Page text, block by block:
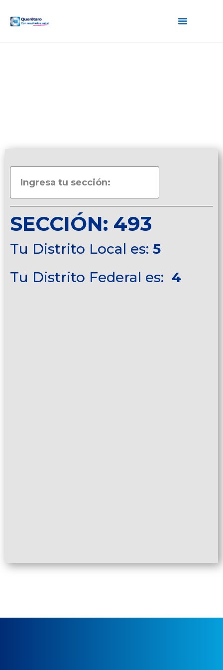
SECCIÓN: 493
Tu Distrito Local es: 5
Tu Distrito Federal es: 4